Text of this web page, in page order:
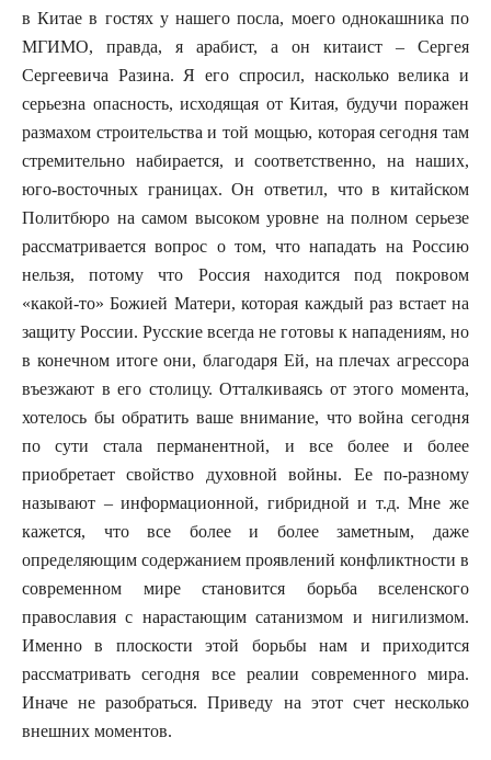
в Китае в гостях у нашего посла, моего однокашника по
МГИМО, правда, я арабист, а он китаист – Сергея
Сергеевича Разина. Я его спросил, насколько велика и
серьезна опасность, исходящая от Китая, будучи поражен
размахом строительства и той мощью, которая сегодня там
стремительно набирается, и соответственно, на наших,
юго-восточных границах. Он ответил, что в китайском
Политбюро на самом высоком уровне на полном серьезе
рассматривается вопрос о том, что нападать на Россию
нельзя, потому что Россия находится под покровом
«какой-то» Божией Матери, которая каждый раз встает на
защиту России. Русские всегда не готовы к нападениям, но
в конечном итоге они, благодаря Ей, на плечах агрессора
въезжают в его столицу. Отталкиваясь от этого момента,
хотелось бы обратить ваше внимание, что война сегодня
по сути стала перманентной, и все более и более
приобретает свойство духовной войны. Ее по-разному
называют – информационной, гибридной и т.д. Мне же
кажется, что все более и более заметным, даже
определяющим содержанием проявлений конфликтности в
современном мире становится борьба вселенского
православия с нарастающим сатанизмом и нигилизмом.
Именно в плоскости этой борьбы нам и приходится
рассматривать сегодня все реалии современного мира.
Иначе не разобраться. Приведу на этот счет несколько
внешних моментов.